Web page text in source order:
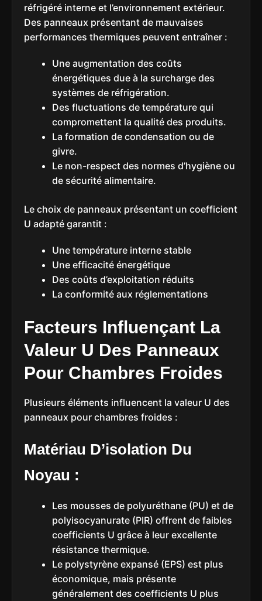
réfrigéré interne et l’environnement extérieur.
Des panneaux présentant de mauvaises
performances thermiques peuvent entraîner :
Une augmentation des coûts
énergétiques due à la surcharge des
systèmes de réfrigération.
Des fluctuations de température qui
compromettent la qualité des produits.
La formation de condensation ou de
givre.
Le non-respect des normes d’hygiène ou
de sécurité alimentaire.
Le choix de panneaux présentant un coefficient
U adapté garantit :
Une température interne stable
Une efficacité énergétique
Des coûts d’exploitation réduits
La conformité aux réglementations
Facteurs Influençant La
Valeur U Des Panneaux
Pour Chambres Froides
Plusieurs éléments influencent la valeur U des
panneaux pour chambres froides :
Matériau D’isolation Du
Noyau :
Les mousses de polyuréthane (PU) et de
polyisocyanurate (PIR) offrent de faibles
coefficients U grâce à leur excellente
résistance thermique.
Le polystyrène expansé (EPS) est plus
économique, mais présente
généralement des coefficients U plus